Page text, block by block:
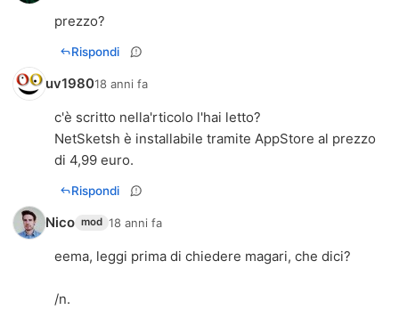
prezzo?
Rispondi
uv198018 anni fa
c'è scritto nella'rticolo l'hai letto?
NetSketsh è installabile tramite AppStore al prezzo
di 4,99 euro.
Rispondi
Nico mod 18 anni fa
eema, leggi prima di chiedere magari, che dici?
/n.